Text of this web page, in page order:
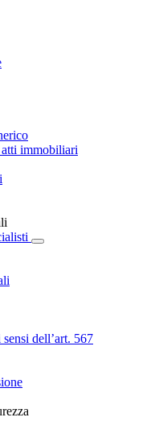
livello
secondo livello
immobiliari
secondo livello
Visualizza menù di
menù di secondo livello
dell’art. 567
livello